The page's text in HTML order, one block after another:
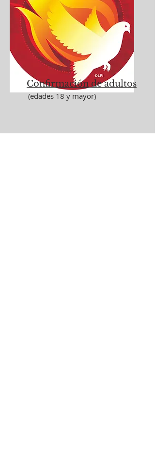
Confirmación de adultos
(edades 18 y mayor)